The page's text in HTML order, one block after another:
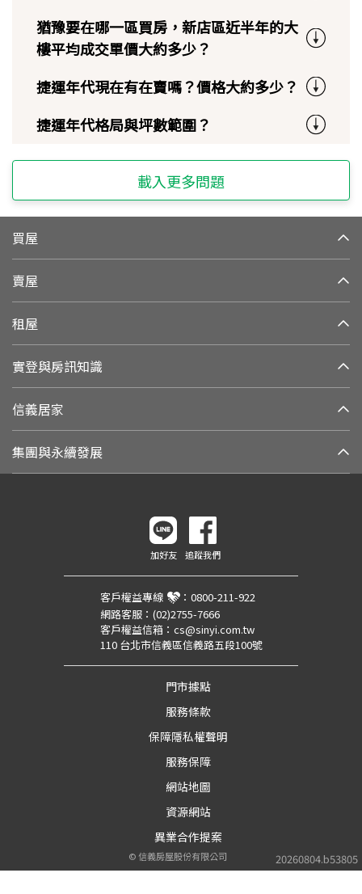
猶豫要在哪一區買房，新店區近半年的大
樓平均成交單價大約多少？
捷運年代現在有在賣嗎？價格大約多少？
捷運年代格局與坪數範圍？
載入更多問題
買屋
賣屋
租屋
實登與房訊知識
信義居家
集團與永續發展
20260804.b53805
加好友 追蹤我們
客戶權益專線 ： 0800-211-922
網路客服： (02)2755-7666
客戶權益信箱： cs@sinyi.com.tw
110 台北市信義區信義路五段100號
門市據點
服務條款
保障隱私權聲明
服務保障
網站地圖
資源網站
異業合作提案
©信義房屋股份有限公司